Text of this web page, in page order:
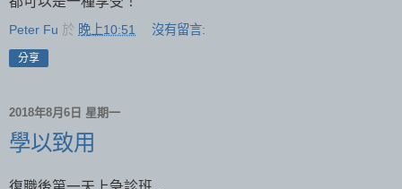
Peter Fu 於 晚上10:51 沒有留言:
分享
2018年8月6日 星期一
學以致用